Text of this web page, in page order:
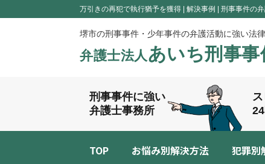
万引きの再犯で執行猶予を獲得 | 解決事例 | 刑事事件の
堺市の刑事事件・少年事件の弁護活動に強い法
弁護士法人あいち刑事
刑事事件に強い
弁護士事務所
TOP お悩み別解決方法 犯罪別